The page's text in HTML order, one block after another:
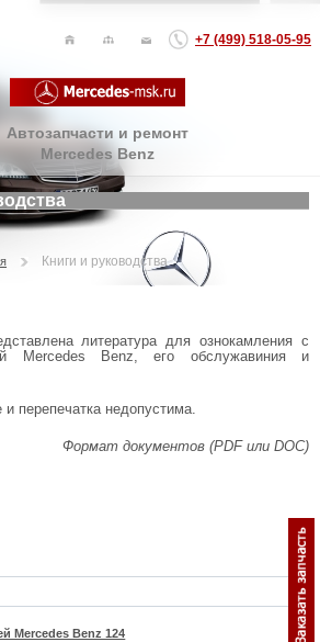
+7 (499) 518-05-95
Автозапчасти и ремонт
Mercedes Benz
Книги и руководства
литература для ознокамления с
Mercedes Benz, его обслужавиния и
перепечатка недопустима.
Формат документов (PDF или DOC)
Mercedes Benz 124